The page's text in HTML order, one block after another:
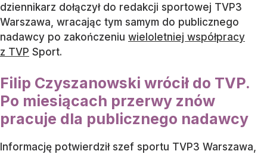
dziennikarz dołączył do redakcji sportowej TVP3
Warszawa, wracając tym samym do publicznego
nadawcy po zakończeniu wieloletniej współpracy
z TVP Sport.
Filip Czyszanowski wrócił do TVP.
Po miesiącach przerwy znów
pracuje dla publicznego nadawcy
Informację potwierdził szef sportu TVP3 Warszawa,